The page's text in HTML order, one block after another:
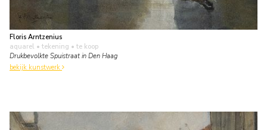
Floris Arntzenius
aquarel • tekening • te koop
Drukbevolkte Spuistraat in Den Haag
bekijk kunstwerk